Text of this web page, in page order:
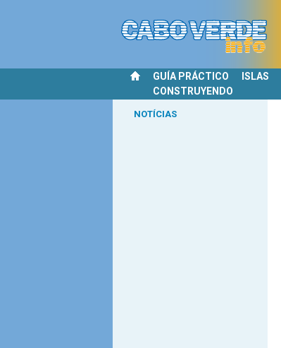
GUÍA PRÁCTICO ISLAS
CONSTRUYENDO
NOTÍCIAS